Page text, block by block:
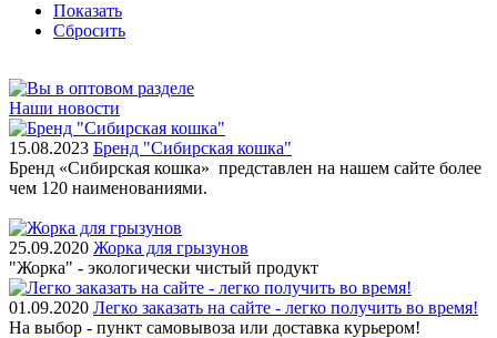
Показать
Сбросить
Наши новости
15.08.2023 Бренд "Сибирская кошка"
Бренд «Сибирская кошка» представлен на нашем сайте более
чем 120 наименованиями.
25.09.2020 Жорка для грызунов
"Жорка" - экологически чистый продукт
01.09.2020 Легко заказать на сайте - легко получить во время!
На выбор - пункт самовывоза или доставка курьером!